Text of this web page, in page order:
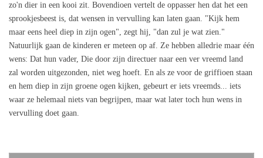
zo'n dier in een kooi zit. Bovendioen vertelt de oppasser hen dat het een
sprookjesbeest is, dat wensen in vervulling kan laten gaan. "Kijk hem
maar eens heel diep in zijn ogen", zegt hij, "dan zul je wat zien."
Natuurlijk gaan de kinderen er meteen op af. Ze hebben alledrie maar één
wens: Dat hun vader, Die door zijn directuer naar een ver vreemd land
zal worden uitgezonden, niet weg hoeft. En als ze voor de griffioen staan
en hem diep in zijn groene ogen kijken, gebeurt er iets vreemds... iets
waar ze helemaal niets van begrijpen, maar wat later toch hun wens in
vervulling doet gaan.